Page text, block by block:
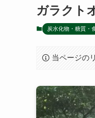
ガラクト
炭水化物・糖質・
当ページの